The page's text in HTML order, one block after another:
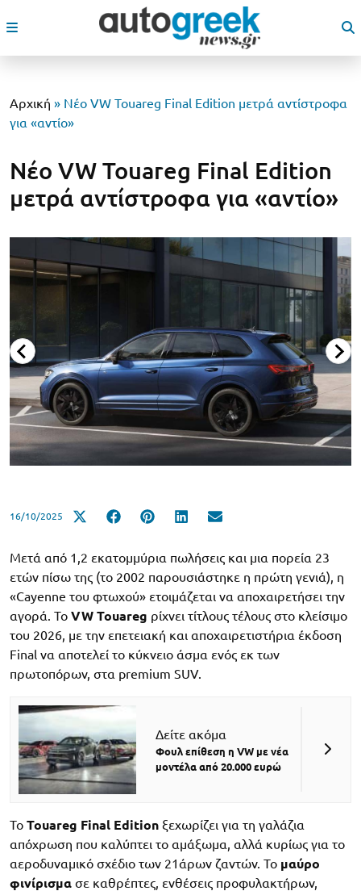
Αρχική » Νέο VW Touareg Final Edition μετρά αντίστροφα
για «αντίο»
Νέο VW Touareg Final Edition
μετρά αντίστροφα για «αντίο»
16/10/2025
Μετά από 1,2 εκατομμύρια πωλήσεις και μια πορεία 23
ετών πίσω της (το 2002 παρουσιάστηκε η πρώτη γενιά), η
«Cayenne του φτωχού» ετοιμάζεται να αποχαιρετήσει την
αγορά. Το VW Touareg ρίχνει τίτλους τέλους στο κλείσιμο
του 2026, με την επετειακή και αποχαιρετιστήρια έκδοση
Final να αποτελεί το κύκνειο άσμα ενός εκ των
πρωτοπόρων, στα premium SUV.
Δείτε ακόμα
Φουλ επίθεση η VW με νέα
μοντέλα από 20.000 ευρώ
To Touareg Final Edition ξεχωρίζει για τη γαλάζια
απόχρωση που καλύπτει το αμάξωμα, αλλά κυρίως για το
αεροδυναμικό σχέδιο των 21άρων ζαντών. Το μαύρο
φινίρισμα σε καθρέπτες, ενθέσεις προφυλακτήρων,